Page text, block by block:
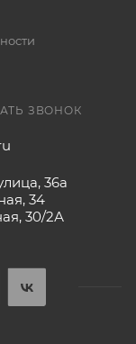
ЗВОНОК
36а
34
30/2А